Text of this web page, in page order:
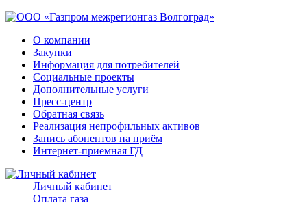
О компании
Закупки
Информация для потребителей
Социальные проекты
Дополнительные услуги
Пресс-центр
Обратная связь
Реализация непрофильных активов
Запись абонентов на приём
Интернет-приемная ГД
Личный кабинет
Оплата газа